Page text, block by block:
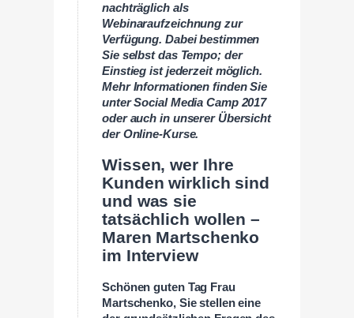
nachträglich als
Webinaraufzeichnung zur
Verfügung. Dabei bestimmen
Sie selbst das Tempo; der
Einstieg ist jederzeit möglich.
Mehr Informationen finden Sie
unter Social Media Camp 2017
oder auch in unserer Übersicht
der Online-Kurse.
Wissen, wer Ihre
Kunden wirklich sind
und was sie
tatsächlich wollen –
Maren Martschenko
im Interview
Schönen guten Tag Frau
Martschenko, Sie stellen eine